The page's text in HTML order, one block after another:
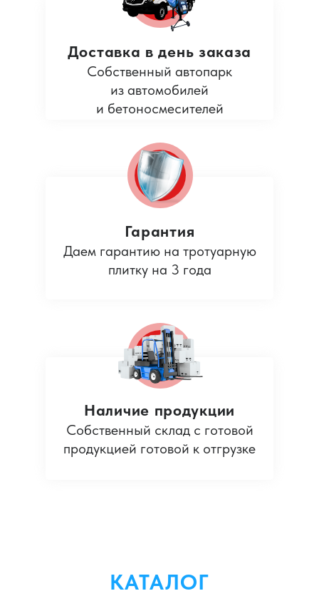
Доставка в день заказа
Собственный автопарк
из автомобилей
и бетоносмесителей
Наличие продукции
Собственный склад с готовой
продукцией готовой к отгрузке
Гарантия
Даем гарантию на тротуарную
плитку на 3 года
КАТАЛОГ